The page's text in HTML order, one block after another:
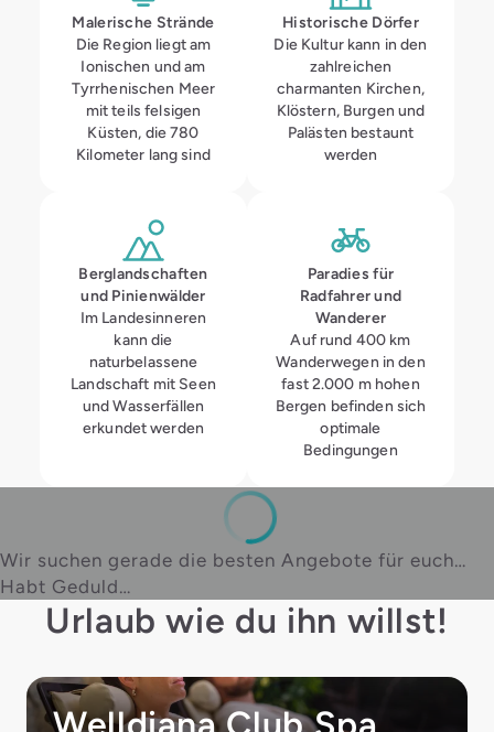
Malerische Strände
Die Region liegt am
Ionischen und am
Tyrrhenischen Meer
mit teils felsigen
Küsten, die 780
Kilometer lang sind
Historische Dörfer
Die Kultur kann in den
zahlreichen
charmanten Kirchen,
Klöstern, Burgen und
Palästen bestaunt
werden
Berglandschaften
und Pinienwälder
Im Landesinneren
kann die
naturbelassene
Landschaft mit Seen
und Wasserfällen
erkundet werden
Paradies für
Radfahrer und
Wanderer
Auf rund 400 km
Wanderwegen in den
fast 2.000 m hohen
Bergen befinden sich
optimale
Bedingungen
Wir suchen gerade die besten Angebote für euch…
Habt Geduld…
Urlaub wie du ihn willst!